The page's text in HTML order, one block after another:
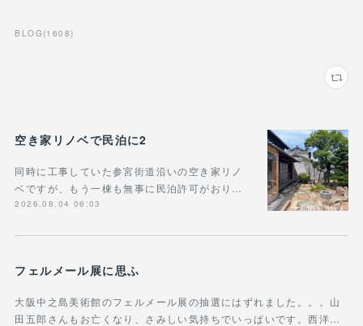
BLOG (1608)
空き家リノベで民泊に2
同時に工事していた参宮街道沿いの空き家リノ
ベですが、もう一棟も無事に民泊許可がおり…
2026.08.04 06:03
フェルメール展に思ふ
大阪中之島美術館のフェルメール展の抽選にはずれました。。。山
田五郎さんもお亡くなり、さみしい気持ちでいっぱいです。西洋…